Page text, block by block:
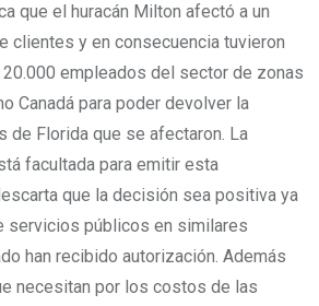
que el huracán Milton afectó a un
clientes y en consecuencia tuvieron
empleados del sector de zonas
Canadá para poder devolver la
de Florida que se afectaron. La
facultada para emitir esta
que la decisión sea positiva ya
servicios públicos en similares
han recibido autorización. Además
necesitan por los costos de las